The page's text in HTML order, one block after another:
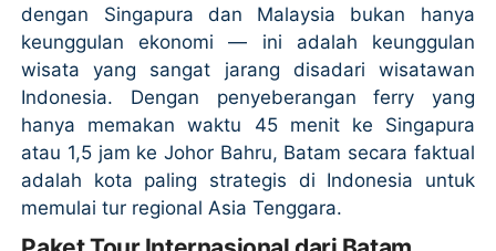
dengan Singapura dan Malaysia bukan hanya
keunggulan ekonomi — ini adalah keunggulan
wisata yang sangat jarang disadari wisatawan
Indonesia. Dengan penyeberangan ferry yang
hanya memakan waktu 45 menit ke Singapura
atau 1,5 jam ke Johor Bahru, Batam secara faktual
adalah kota paling strategis di Indonesia untuk
memulai tur regional Asia Tenggara.